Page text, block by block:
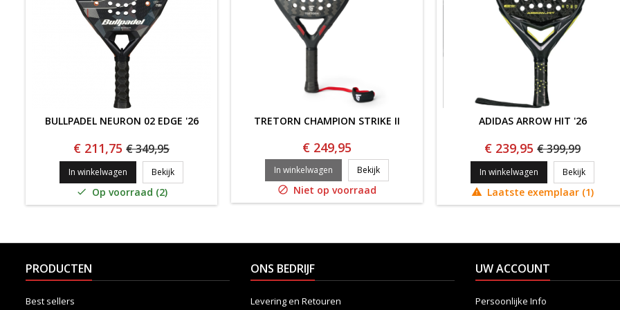
BULLPADEL NEURON 02 EDGE '26
€ 211,75 € 349,95
In winkelwagen BekijkBullpadel Neuron 02 Edge '26
 Op voorraad (2)
TRETORN CHAMPION STRIKE II
€ 249,95
In winkelwagen BekijkTretorn Champion Strike II
 Niet op voorraad
ADIDAS ARROW HIT '26
€ 239,95 € 399,99
In winkelwagen BekijkADIDAS
 Laatste exemplaar (1)
PRODUCTEN
Best sellers
ONS BEDRIJF
Levering en Retouren
UW ACCOUNT
Persoonlijke Info